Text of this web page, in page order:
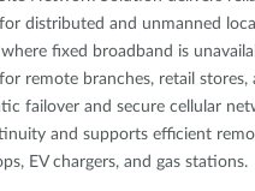
distributed and unmanned
fixed broadband is
remote branches, retail stores,
failover and secure cellular
and supports efficient
EV chargers, and gas stations.